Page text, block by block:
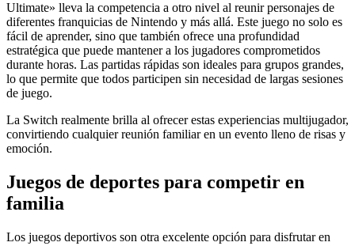
Ultimate» lleva la competencia a otro nivel al reunir personajes de
diferentes franquicias de Nintendo y más allá. Este juego no solo es
fácil de aprender, sino que también ofrece una profundidad
estratégica que puede mantener a los jugadores comprometidos
durante horas. Las partidas rápidas son ideales para grupos grandes,
lo que permite que todos participen sin necesidad de largas sesiones
de juego.
La Switch realmente brilla al ofrecer estas experiencias multijugador,
convirtiendo cualquier reunión familiar en un evento lleno de risas y
emoción.
Juegos de deportes para competir en
familia
Los juegos deportivos son otra excelente opción para disfrutar en